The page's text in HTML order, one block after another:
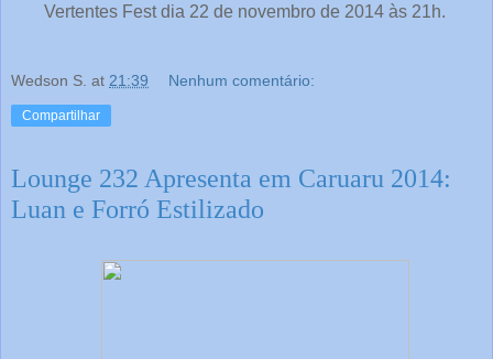
Vertentes Fest dia 22 de novembro de 2014 às 21h.
Wedson S. at 21:39 Nenhum comentário:
Compartilhar
Lounge 232 Apresenta em Caruaru 2014:
Luan e Forró Estilizado